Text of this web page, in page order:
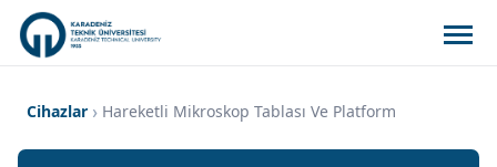
Cihazlar Hareketli Mikroskop Tablası Ve Platform